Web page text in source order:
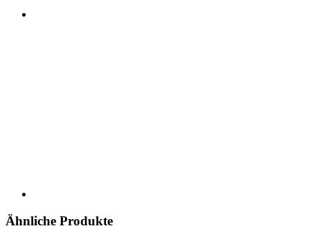
Ähnliche Produkte